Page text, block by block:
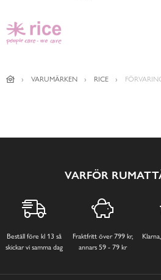
VARUMÄRKEN RICE
VARFÖR
Beställ före kl 13 så
skickar vi samma dag
Fraktfritt över 799 kr,
annars 59 - 79 kr